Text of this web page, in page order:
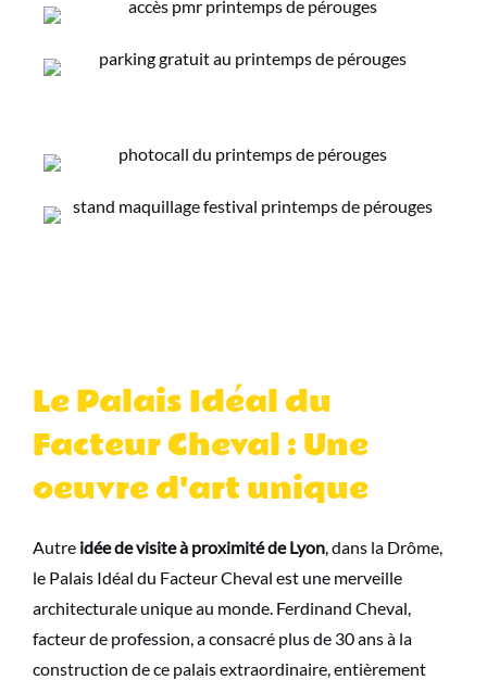
Le Palais Idéal du
Facteur Cheval : Une
oeuvre d'art unique
Autre idée de visite à proximité de Lyon, dans la Drôme,
le Palais Idéal du Facteur Cheval est une merveille
architecturale unique au monde. Ferdinand Cheval,
facteur de profession, a consacré plus de 30 ans à la
construction de ce palais extraordinaire, entièrement